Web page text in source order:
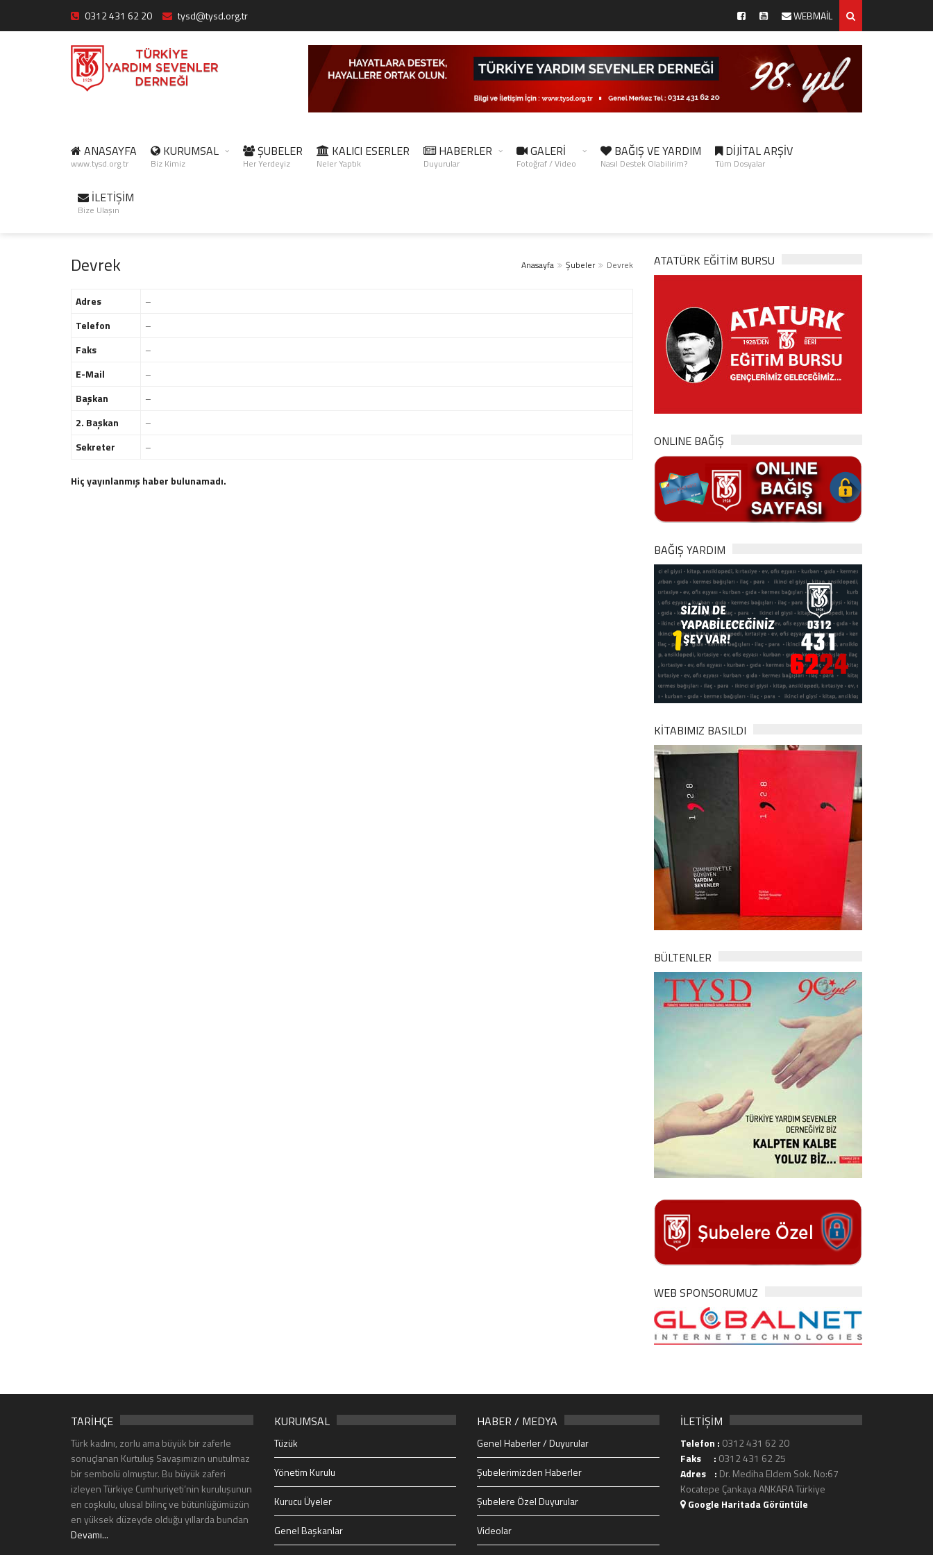
0312 431 62 20 tysd@tysd.org.tr WEBMAİL
ANASAYFA
www.tysd.org.tr
KURUMSAL
Biz Kimiz
ŞUBELER
Her Yerdeyiz
KALICI ESERLER
Neler Yaptık
HABERLER
Duyurular
GALERİ
Fotoğraf / Video
BAĞIŞ VE YARDIM
Nasıl Destek Olabilirim?
DİJİTAL ARŞİV
Tüm Dosyalar
İLETİŞİM
Bize Ulaşın
Devrek Anasayfa Şubeler Devrek
Adres
–
Telefon
–
Faks
–
E-Mail
–
Başkan
–
2. Başkan
–
Sekreter
–
Hiç yayınlanmış haber bulunamadı.
ATATÜRK EĞITIM BURSU
ONLINE BAĞIŞ
BAĞIŞ YARDIM
KİTABIMIZ BASILDI
BÜLTENLER
WEB SPONSORUMUZ
TARİHÇE
Türk kadını, zorlu ama büyük bir zaferle
sonuçlanan Kurtuluş Savaşımızın unutulmaz
bir sembolü olmuştur. Bu büyük zaferi
izleyen Türkiye Cumhuriyeti’nin kuruluşunun
en coşkulu, ulusal bilinç ve bütünlüğümüzün
en yüksek düzeyde olduğu yıllarda bundan
Devamı...
KURUMSAL
Tüzük
Yönetim Kurulu
Kurucu Üyeler
Genel Başkanlar
HABER / MEDYA
Genel Haberler / Duyurular
Şubelerimizden Haberler
Şubelere Özel Duyurular
Videolar
İLETİŞİM
Telefon : 0312 431 62 20
Faks : 0312 431 62 25
Adres : Dr. Mediha Eldem Sok. No:67
Kocatepe Çankaya ANKARA Türkiye
Google Haritada Görüntüle